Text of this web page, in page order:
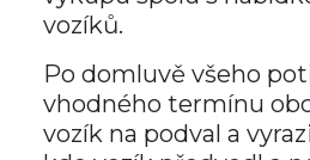
vozíků.
Po domluvě všeho
vhodného termínu
vozík na podval a